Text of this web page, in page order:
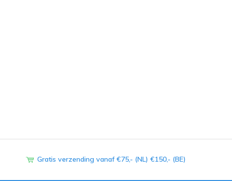
Gratis verzending vanaf €75,- (NL) €150,- (BE)